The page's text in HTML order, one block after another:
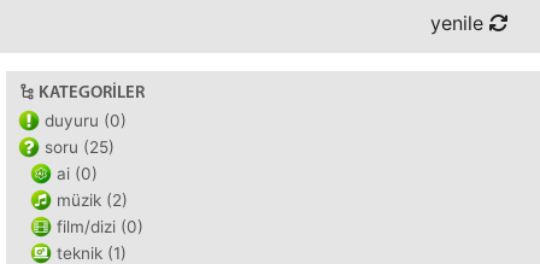
yenile
KATEGORILER
duyuru (0)
soru (25)
ai (0)
müzik (2)
film/dizi (0)
teknik (1)